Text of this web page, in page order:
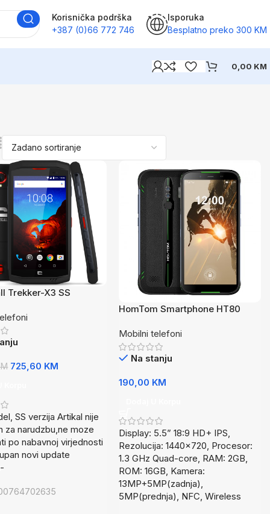
Korisnička podrška
+387 (0)66 772 746
Isporuka
Besplatno preko 300 KM
0,00 KM
Trekker-X3 SS
725,60 KM
SS verzija Artikal nije
za narudzbu,ne moze
po nabavnoj virjednosti
novi update
HomTom Smartphone HT80
Mobilni telefoni
Na stanju
190,00 KM
Display: 5.5” 18:9 HD+ IPS,
Rezolucija: 1440×720, Procesor:
1.3 GHz Quad-core, RAM: 2GB,
ROM: 16GB, Kamera:
13MP+5MP(zadnja),
5MP(prednja), NFC, Wireless